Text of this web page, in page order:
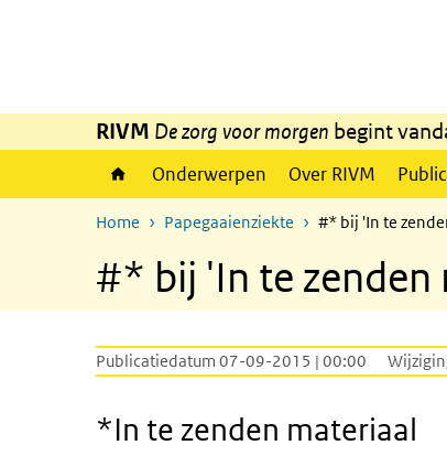
RIVM De zorg voor morgen begint
Onderwerpen Over RIVM
Home Papegaaienziekte #* bij 'In te
#* bij 'In te zenden
Publicatiedatum 07-09-2015 | 00:00
*In te zenden materiaal